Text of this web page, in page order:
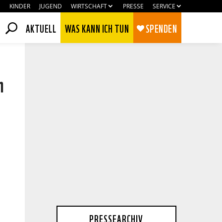
KINDER JUGEND WIRTSCHAFT PRESSE SERVICE
AKTUELL WAS KANN ICH TUN SPENDEN
PRESSEARCHIV